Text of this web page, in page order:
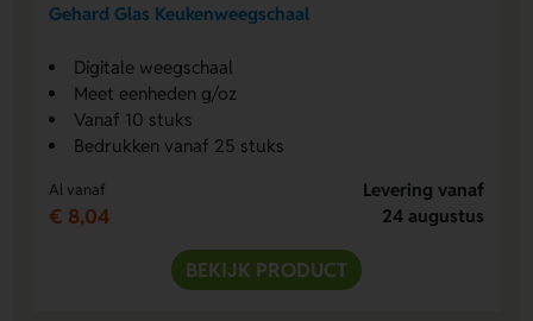
Gehard Glas Keukenweegschaal
Digitale weegschaal
Meet eenheden g/oz
Vanaf 10 stuks
Bedrukken vanaf 25 stuks
Al vanaf
€ 8,04
Levering vanaf
24 augustus
BEKIJK PRODUCT